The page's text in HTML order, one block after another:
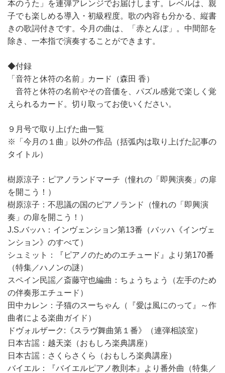
本のうた」を連弾アレンジでお届けします。レベルは、親
子でも楽しめる導入・初級程度。歌の内容も分かる、縦書
きの歌詞付きです。今月の曲は、「赤とんぼ」。中間部を
除き、一本指で演奏することができます。
◆付録
「音符と休符の名前」カード（森田 香）
音符と休符の名前やその音価を、パズル感覚で楽しく覚
えられるカード。切り取ってお使いください。
９月号で取り上げた曲一覧
※「今月の１曲」以外の作品（括弧内は取り上げた記事の
タイトル）
樹原涼子：ピアノランドマーチ（憧れの「即興演奏」の扉
を開こう！）
樹原涼子：不思議の国のピアノランド（憧れの「即興演
奏」の扉を開こう！）
J.S.バッハ：インヴェンション第13番（バッハ《インヴェ
ンション》のすべて）
シュミット：『ピアノのためのエチュード』より第170番
（特集／ハノンの謎）
スペイン民謡／斎藤守也編曲：ちょうちょう（左手のため
の伴奏形エチュード）
田中カレン：子猫のスーちゃん（『愛は風にのって』～作
曲者による楽曲ガイド）
ドヴォルザーク:《スラヴ舞曲第１番》（連弾相談室）
日本古謡：越天楽（おもしろ楽典講座）
日本古謡：さくらさくら（おもしろ楽典講座）
バイエル：『バイエルピアノ教則本』より番外曲（特集／